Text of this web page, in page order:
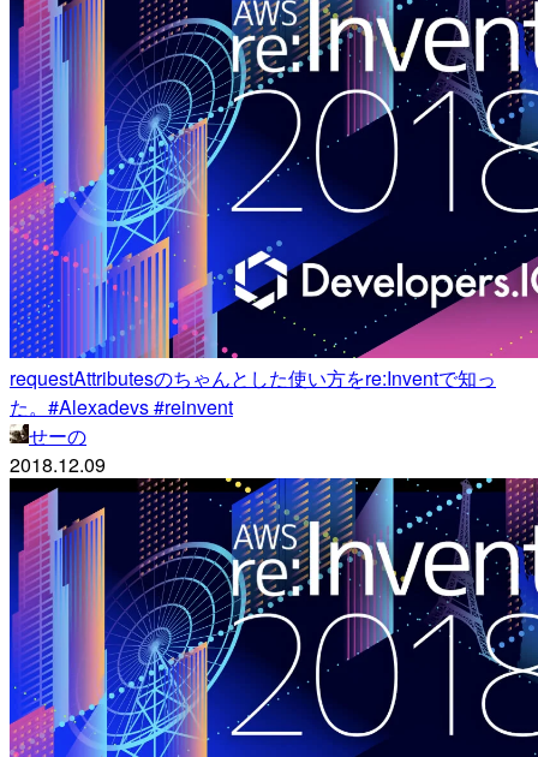
requestAttributesのちゃんとした使い方をre:Inventで知っ
た。#Alexadevs #reinvent
せーの
2018.12.09